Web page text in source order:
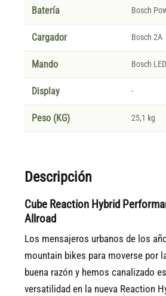
Batería Bosch
Cargador Bosch 2A
Mando Bosch
Display -
Peso (KG) 25,1 kg
Descripción
Cube Reaction Hybrid
Allroad
Los mensajeros urbanos de los
mountain bikes para moverse por
buena razón y hemos canalizado
versatilidad en la nueva Reaction